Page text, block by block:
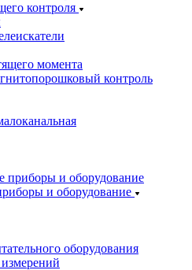
контроля
момента
контроль
и оборудование
оборудования